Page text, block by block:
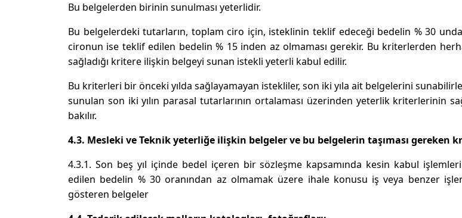
Bu belgelerden birinin sunulması yeterlidir.
Bu belgelerdeki tutarların, toplam ciro için, isteklinin teklif edeceği bedelin % 30
cironun ise teklif edilen bedelin % 15 inden az olmaması gerekir. Bu kriterlerden
sağladığı kritere ilişkin belgeyi sunan istekli yeterli kabul edilir.
Bu kriterleri bir önceki yılda sağlayamayan istekliler, son iki yıla ait belgelerini
sunulan son iki yılın parasal tutarlarının ortalaması üzerinden yeterlik kriterlerinin
bakılır.
4.3. Mesleki ve Teknik yeterliğe ilişkin belgeler ve bu belgelerin taşıması gereken
4.3.1. Son beş yıl içinde bedel içeren bir sözleşme kapsamında kesin kabul
edilen bedelin % 30 oranından az olmamak üzere ihale konusu iş veya benzer
gösteren belgeler